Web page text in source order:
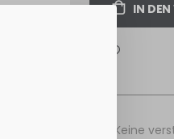
IN
Keine